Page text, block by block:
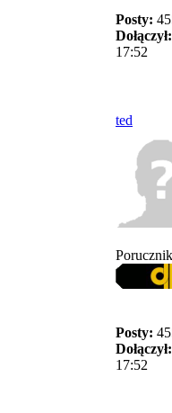
Posty:
Dołączył:
17:52
ted
Posty:
Dołączył:
17:52